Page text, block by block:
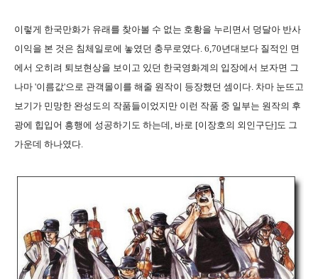
이렇게 한국만화가 유래를 찾아볼 수 없는 호황을 누리면서 덩달아 반사
이익을 본 것은 침체일로에 놓였던 충무로였다. 6,70년대보다 질적인 면
에서 오히려 퇴보현상을 보이고 있던 한국영화계의 입장에서 보자면 그
나마 '이름값'으로 관객몰이를 해줄 원작이 등장했던 셈이다. 차마 눈뜨고
보기가 민망한 완성도의 작품들이었지만 이런 작품 중 일부는 원작의 후
광에 힙입어 흥행에 성공하기도 하는데, 바로 [이장호의 외인구단]도 그
가운데 하나였다.